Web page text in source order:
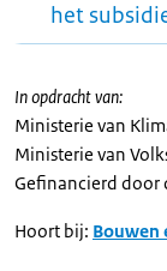
het
In opdracht van:
Ministerie van
Ministerie van
Gefinancierd door
Hoort bij: Bouwen